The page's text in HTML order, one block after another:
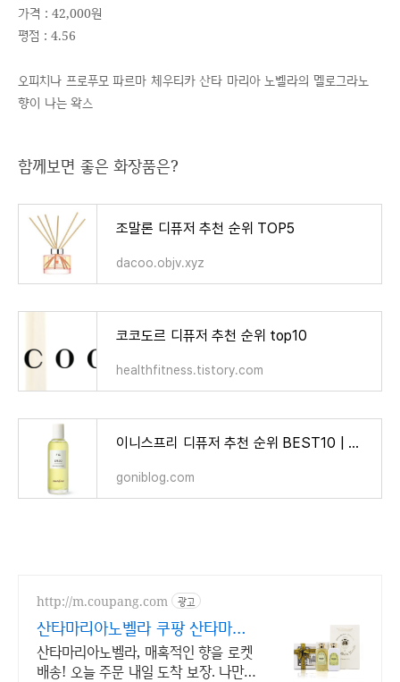
가격 : 42,000원
평점 : 4.56
오피치나 프로푸모 파르마 체우티카 산타 마리아 노벨라의 멜로그라노
향이 나는 왁스
함께보면 좋은 화장품은?
조말론 디퓨저 추천 순위 TOP5
dacoo.objv.xyz
코코도르 디퓨저 추천 순위 top10
healthfitness.tistory.com
이니스프리 디퓨저 추천 순위 BEST10 | 고니 블로그
goniblog.com
http://m.coupang.com 광고
산타마리아노벨라 쿠팡 산타마리
아노벨라 향수
산타마리아노벨라, 매혹적인 향을 로켓
배송! 오늘 주문 내일 도착 보장. 나만의